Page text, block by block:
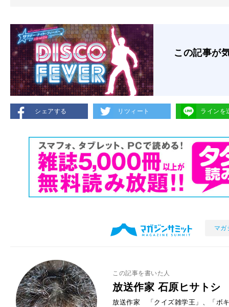
この記事が
シェアする リツィート ラインを
マガ
この記事を書いた人
放送作家 石原ヒサトシ
放送作家 「クイズ雑学王」、「ボ